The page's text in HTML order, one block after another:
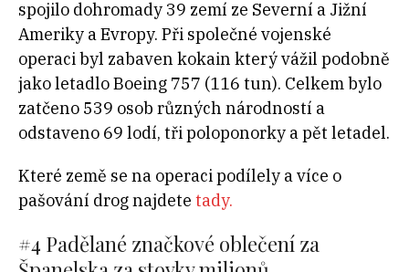
spojilo dohromady 39 zemí ze Severní a Jižní
Ameriky a Evropy. Při společné vojenské
operaci byl zabaven kokain který vážil podobně
jako letadlo Boeing 757 (116 tun). Celkem bylo
zatčeno 539 osob různých národností a
odstaveno 69 lodí, tři poloponorky a pět letadel.
Které země se na operaci podílely a více o
pašování drog najdete tady.
#4 Padělané značkové oblečení za